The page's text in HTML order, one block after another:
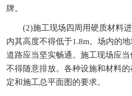
牌。
(2)施工现场四周用硬质材料
内其高度不得低于1.8m。场内的
道路应当坚实畅通。施工现场应当
不得随意排放。各种设施和材料
定和施工总平面图的要求。